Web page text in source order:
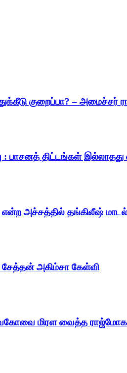
குறைப்பா? – அமைச்சர்
: பாசனத் திட்டங்கள்
அச்சத்தில் தங்கிலீஷ்
அகிம்சா கேள்வி
வைகோவை மிரள வைத்த